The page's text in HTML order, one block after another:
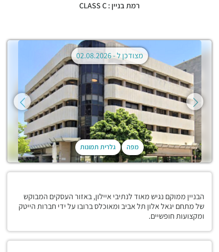
רמת בניין : CLASS C
מפה גלרית תמונות
מצודכן ל -02.08.2026
הבניין ממוקם נגיש מאוד לנתיבי איילון, באזור העסקים המבוקש
של מתחם יגאל אלון תל אביב ומאוכלס ברובו על ידי חברות הייטק
ומקצועות חופשיים.